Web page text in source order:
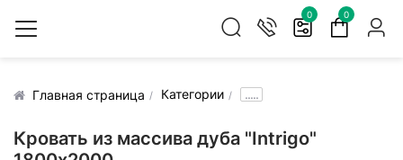
0 0
Главная страница Категории .....
Кровать из массива дуба "Intrigo"